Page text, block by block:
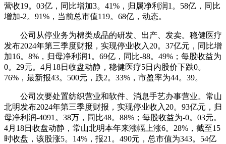
营收19。03亿，同比增加3。41%，归属净利润1。58亿，同比
增加-2。91%，当前总市值119。68亿，动态。
公司从停业务为棉类成品的研发、出产、发卖。稳健医疗
发布2024年第三季度财报，实现停业收入20。37亿元，同比增
加16。8%，归母净利润1。69亿，同比-88。49%；每股收益为
0。29元。4月18日收盘动静，稳健医疗5日内股价下跌0。
76%，最新报43。500元，跌2。33%，市盈率为44。39。
公司次要处置纺织营业和软件、消息手艺办事营业。常山
北明发布2024年第三季度财报，实现停业收入20。93亿元，归
母净利润-4091。38万，同比48。88%；每股收益为-0。03元。
4月18日收盘动静，常山北明本年来涨幅上涨6。28%，截至15
时收盘，该股涨5。14%，报21。490元，总市值为343。54亿